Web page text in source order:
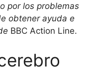
por los problemas
obtener ayuda e
BBC Action Line.